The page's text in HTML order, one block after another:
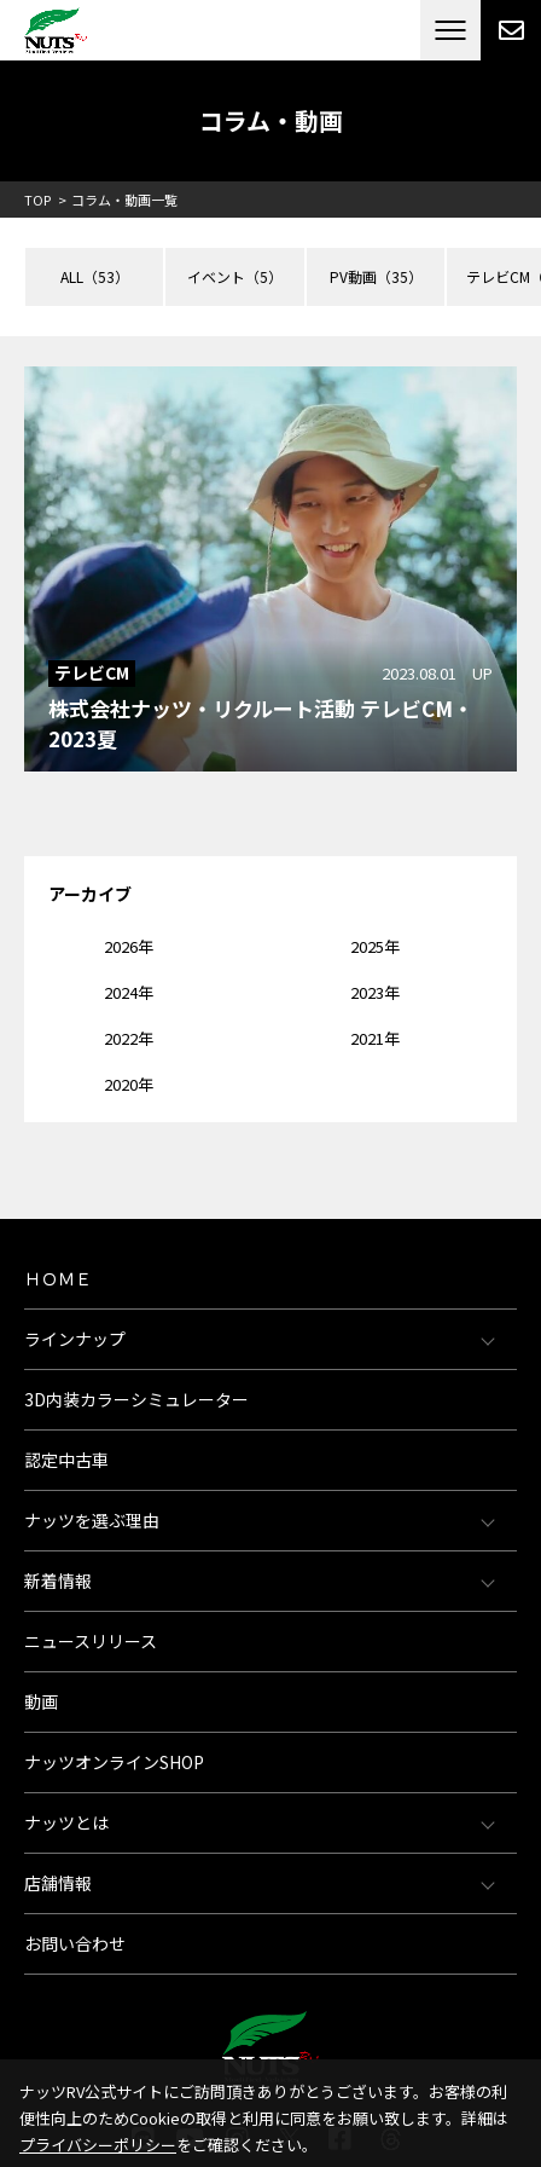
日本最大級のキャンピングカーメーカー
RV[テレビCM放送]
コラム・動画
TOP コラム・動画一覧
ALL （53） イベント （5） PV動画（35） テレビCM
テレビCM 2023.08.01 UP
株式会社ナッツ・リクルート活動 テレビCM・
2023夏
アーカイブ
2026年
2025年
2024年
2023年
2022年
2021年
2020年
ＨＯＭＥ
ラインナップ
3D内装カラーシミュレーター
認定中古車
ナッツを選ぶ理由
新着情報
ニュースリリース
動画
ナッツオンラインSHOP
ナッツとは
店舗情報
お問い合わせ
ナッツRV公式サイトにご訪問頂きありがとうございます。お客様の利
便性向上のためCookieの取得と利用に同意をお願い致します。詳細は
プライバシーポリシーをご確認ください。